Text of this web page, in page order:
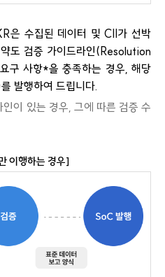
은 수집된 데이터 및 CII가 선박
도 검증 가이드라인(Resolution
구 사항*을 충족하는 경우, 해당
발행하여 드립니다.
이 있는 경우, 그에 따른 검증 수
이행하는 경우]